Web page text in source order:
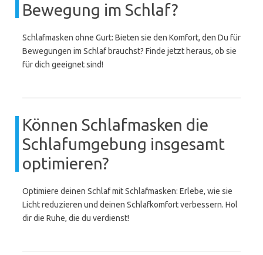
Bewegung im Schlaf?
Schlafmasken ohne Gurt: Bieten sie den Komfort, den Du für
Bewegungen im Schlaf brauchst? Finde jetzt heraus, ob sie
für dich geeignet sind!
Können Schlafmasken die
Schlafumgebung insgesamt
optimieren?
Optimiere deinen Schlaf mit Schlafmasken: Erlebe, wie sie
Licht reduzieren und deinen Schlafkomfort verbessern. Hol
dir die Ruhe, die du verdienst!